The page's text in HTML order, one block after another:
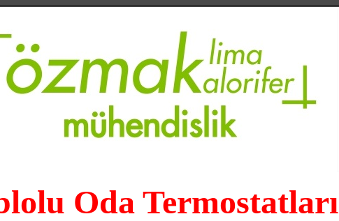
Oda Termostatları